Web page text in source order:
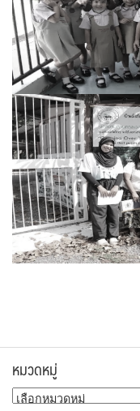
หมวดหมู่
หมวด